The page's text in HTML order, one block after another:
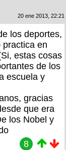
20 ene 2013, 22:21
los deportes,
practica en
estas cosas
de los
escuela y
gracias
que era
los Nobel y
8